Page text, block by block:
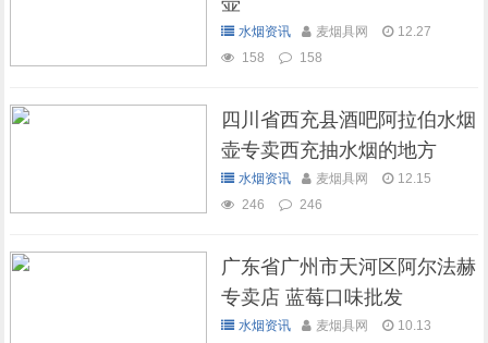
水烟资讯 麦烟具网
12.27
158
158
四川省西充县酒吧阿拉伯水烟
壶专卖西充抽水烟的地方
水烟资讯 麦烟具网
12.15
246
246
广东省广州市天河区阿尔法赫
专卖店 蓝莓口味批发
水烟资讯 麦烟具网
10.13